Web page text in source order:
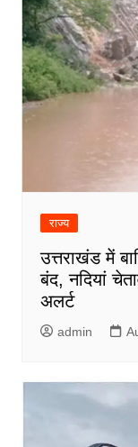
राज्य
उत्तराखंड में
बंद, नदियां
अलर्ट
admin